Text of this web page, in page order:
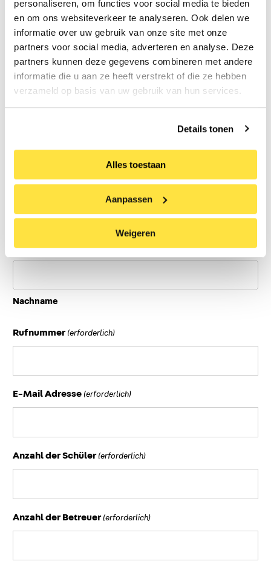
personaliseren, om functies voor social media te bieden
en om ons websiteverkeer te analyseren. Ook delen we
informatie over uw gebruik van onze site met onze
partners voor social media, adverteren en analyse. Deze
partners kunnen deze gegevens combineren met andere
informatie die u aan ze heeft verstrekt of die ze hebben
verzameld op basis van uw gebruik van hun services.
Details tonen
Alles toestaan
Aanpassen
Weigeren
Adresse Zeile 2
Stadt
Vorname
Nachname
Rufnummer (erforderlich)
E-Mail Adresse (erforderlich)
Anzahl der Schüler (erforderlich)
Anzahl der Betreuer (erforderlich)